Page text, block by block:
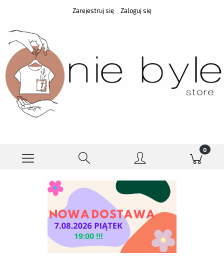
Zarejestruj się Zaloguj się